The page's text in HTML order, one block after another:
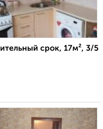
срок, 17м², 3/5